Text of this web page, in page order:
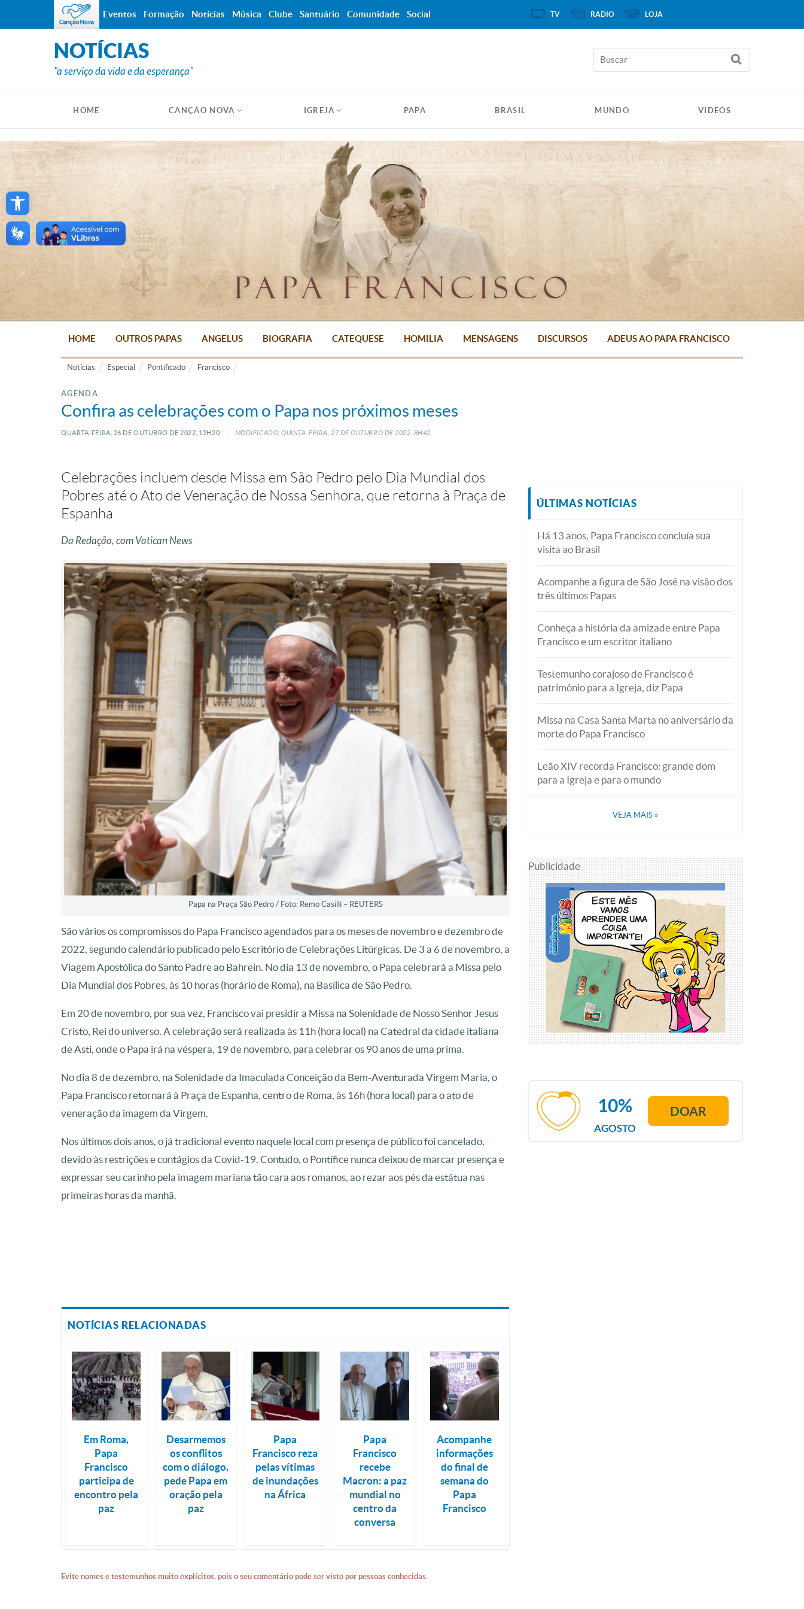
Open toolbar
NOTÍCIAS
"a serviço da vida e da esperança"
HOME CANÇÃO NOVA IGREJA PAPA BRASIL MUNDO VIDEOS
HOME OUTROS PAPAS ANGELUS BIOGRAFIA CATEQUESE HOMILIA MENSAGENS DISCURSOS ADEUS AO PAPA FRANCISCO
Notícias Especial Pontificado Francisco
AGENDA
Confira as celebrações com o Papa nos próximos meses
QUARTA-FEIRA, 26 DE OUTUBRO DE 2022, 12H20 MODIFICADO: QUINTA-FEIRA, 27DEOUTUBRO DE2022, 8H42
Celebrações incluem desde Missa em São Pedro pelo Dia Mundial dos
Pobres até o Ato de Veneração de Nossa Senhora, que retorna à Praça de
Espanha
Da Redação, com Vatican News
Papa na Praça São Pedro / Foto: Remo Casilli – REUTERS
São vários os compromissos do Papa Francisco agendados para os meses de novembro e dezembro de
2022, segundo calendário publicado pelo Escritório de Celebrações Litúrgicas. De 3 a 6 de novembro, a
Viagem Apostólica do Santo Padre ao Bahrein. No dia 13 de novembro, o Papa celebrará a Missa pelo
Dia Mundial dos Pobres, às 10 horas (horário de Roma), na Basílica de São Pedro.
Em 20 de novembro, por sua vez, Francisco vai presidir a Missa na Solenidade de Nosso Senhor Jesus
Cristo, Rei do universo. A celebração será realizada às 11h (hora local) na Catedral da cidade italiana
de Asti, onde o Papa irá na véspera, 19 de novembro, para celebrar os 90 anos de uma prima.
No dia 8 de dezembro, na Solenidade da Imaculada Conceição da Bem-Aventurada Virgem Maria, o
Papa Francisco retornará à Praça de Espanha, centro de Roma, às 16h (hora local) para o ato de
veneração da imagem da Virgem.
Nos últimos dois anos, o já tradicional evento naquele local com presença de público foi cancelado,
devido às restrições e contágios da Covid-19. Contudo, o Pontífice nunca deixou de marcar presença e
expressar seu carinho pela imagem mariana tão cara aos romanos, ao rezar aos pés da estátua nas
primeiras horas da manhã.
NOTÍCIAS RELACIONADAS
Em Roma,
Papa
Francisco
participa de
encontro pela
paz
Desarmemos
os conflitos
com o diálogo,
pede Papa em
oração pela
paz
Papa
Francisco reza
pelas vítimas
de inundações
na África
Papa
Francisco
recebe
Macron: a paz
mundial no
centro da
conversa
Acompanhe
informações
do final de
semana do
Papa
Francisco
Evite nomes e testemunhos muito explícitos, pois o seu comentário pode ser visto por pessoas conhecidas.
ÚLTIMAS NOTÍCIAS
Há 13 anos, Papa Francisco concluía sua
visita ao Brasil
Acompanhe a figura de São José na visão dos
três últimos Papas
Conheça a história da amizade entre Papa
Francisco e um escritor italiano
Testemunho corajoso de Francisco é
patrimônio para a Igreja, diz Papa
Missa na Casa Santa Marta no aniversário da
morte do Papa Francisco
Leão XIV recorda Francisco: grande dom
para a Igreja e para o mundo
VEJA MAIS »
Publicidade
AGOSTO
10% DOAR
Eventos Formação Notícias Música Clube Santuário Comunidade Social TV RÁDIO LOJA